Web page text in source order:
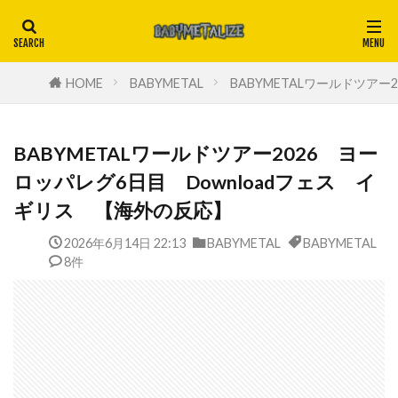
HOME BABYMETAL BABYMETALワールドツア
BABYMETALワールドツアー2026 ヨー
ロッパレグ6日目 Downloadフェス イ
ギリス 【海外の反応】
2026年6月14日 22:13 BABYMETAL
BABYMETAL
8件